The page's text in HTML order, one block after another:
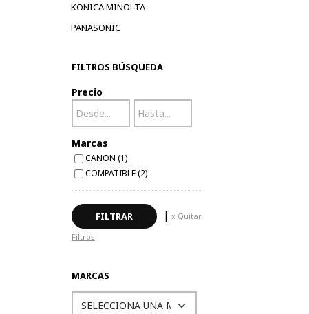
KONICA MINOLTA
PANASONIC
FILTROS BÚSQUEDA
Precio
Marcas
CANON (1)
COMPATIBLE (2)
| x Quitar
Filtros
MARCAS